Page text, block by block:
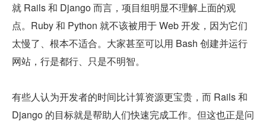
就 Rails 和 Django 而言，项目组明显不理解上面的观
点。Ruby 和 Python 就不该被用于 Web 开发，因为它们
太慢了、根本不适合。大家甚至可以用 Bash 创建并运行
网站，行是都行、只是不明智。
有些人认为开发者的时间比计算资源更宝贵，而 Rails 和
Django 的目标就是帮助人们快速完成工作。但这也正是问